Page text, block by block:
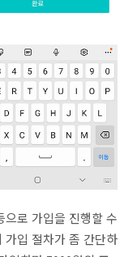
로 가입을 진행할 수
가입 절차가 좀 간단하